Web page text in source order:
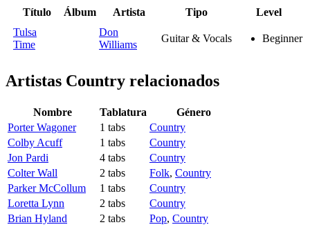
Título Álbum Artista Tipo
Level
Tulsa
Time
Don
Williams
Guitar & Vocals Beginner
Artistas Country relacionados
Nombre Tablatura
Género
Porter Wagoner
1 tabs
Country
Colby Acuff
1 tabs
Country
Jon Pardi
4 tabs
Country
Colter Wall
2 tabs Folk, Country
Parker McCollum
1 tabs
Country
Loretta Lynn
2 tabs
Country
Brian Hyland
2 tabs Pop, Country